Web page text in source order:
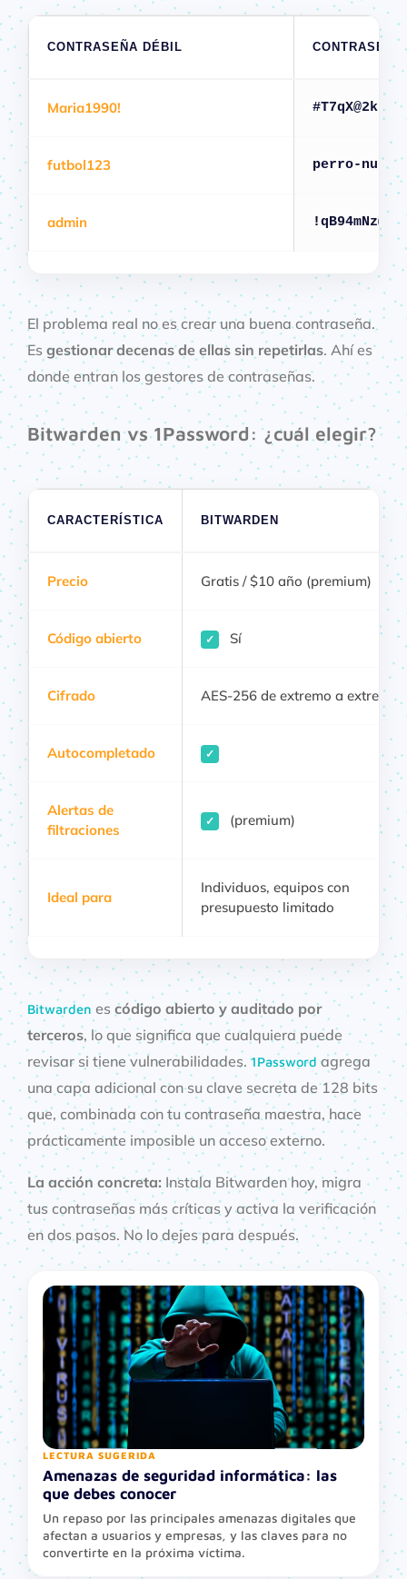
CONTRASEÑA DÉBIL
Maria1990!
futbol123 perro-
admin
El problema real no es crear una buena contraseña.
Es gestionar decenas de ellas sin repetirlas. Ahí es
donde entran los gestores de contraseñas.
Bitwarden vs 1Password: ¿cuál elegir?
CARACTERÍSTICA BITWARDEN
Precio Gratis / $10 año (premium)
Código abierto ✓ Sí
Cifrado AES-256 de extremo a extremo
Autocompletado ✓
Alertas de
filtraciones
✓ (premium)
Ideal para
Individuos, equipos con
presupuesto limitado
Bitwarden es código abierto y auditado por
terceros, lo que significa que cualquiera puede
revisar si tiene vulnerabilidades.1Password agrega
una capa adicional con su clave secreta de 128 bits
que, combinada con tu contraseña maestra, hace
prácticamente imposible un acceso externo.
La acción concreta: Instala Bitwarden hoy, migra
tus contraseñas más críticas y activa la verificación
en dos pasos. No lo dejes para después.
LECTURA SUGERIDA
Amenazas de seguridad informática: las
que debes conocer
Un repaso por las principales amenazas digitales que
afectan a usuarios y empresas, y las claves para no
convertirte en la próxima víctima.